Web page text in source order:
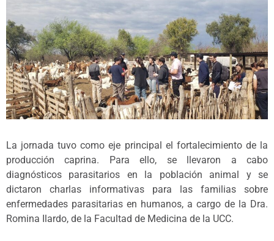
La jornada tuvo como eje principal el fortalecimiento de la
producción caprina. Para ello, se llevaron a cabo
diagnósticos parasitarios en la población animal y se
dictaron charlas informativas para las familias sobre
enfermedades parasitarias en humanos, a cargo de la Dra.
Romina Ilardo, de la Facultad de Medicina de la UCC.